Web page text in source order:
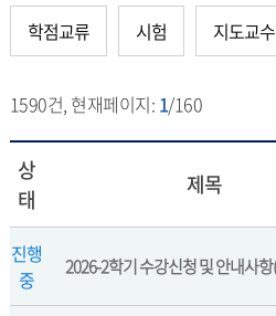
학점교류 시험 지도교수
1590건, 현재페이지: 1/160
상
태
제목
진행
중